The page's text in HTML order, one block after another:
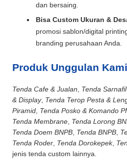
dan bersaing.
Bisa Custom Ukuran &
promosi sablon/digital
branding perusahaan Anda.
Produk Unggulan
Tenda Cafe & Jualan Tenda
& Display, Tenda Terop Pesta &
Piramid Tenda Posko & Komando
Tenda Membrane Tenda Lorong
Tenda Doem BNPB Tenda BNPB
Tenda Roder Tenda Dorokepek,
jenis tenda custom lainnya.